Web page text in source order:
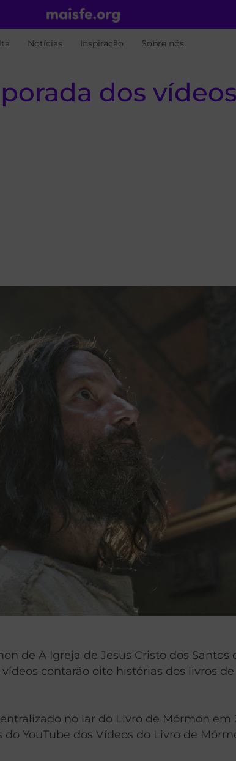
Notícias Inspiração Sobre nós
dos
de A Igreja de Jesus Cristo dos
contarão oito histórias dos livros
no lar do Livro de Mórmon em
do YouTube dos Vídeos do Livro de